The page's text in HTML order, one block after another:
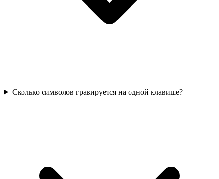
Сколько символов гравируется на одной клавише?